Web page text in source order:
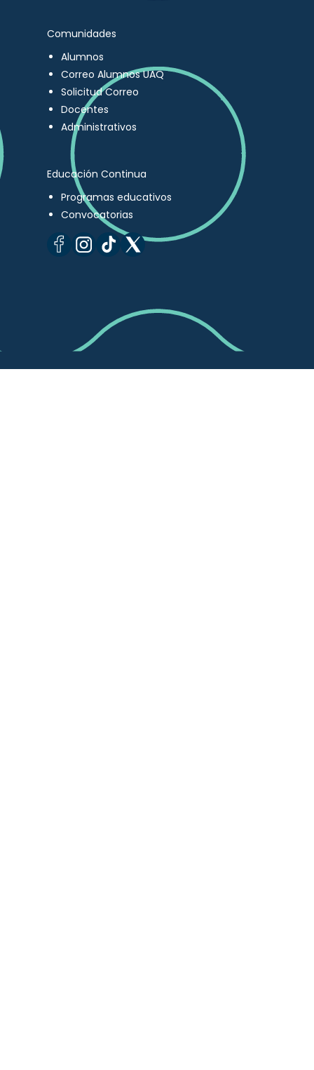
Comunidades
Alumnos
Correo Alumnos UAQ
Solicitud Correo
Docentes
Administrativos
Educación Continua
Programas educativos
Convocatorias